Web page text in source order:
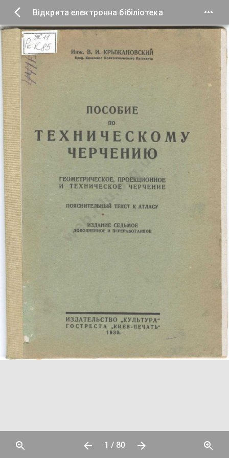
Відкрита електронна бібіліотека
1 / 80